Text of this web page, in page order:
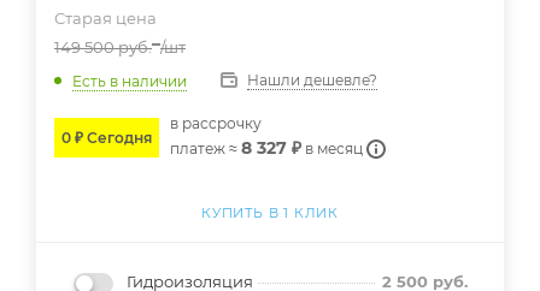
Старая цена
149 500руб. /шт
Есть в наличии Нашли дешевле?
0 ₽ Сегодня
в расcрочку
платеж ≈ 8 327 ₽ в месяц
КУПИТЬ В 1 КЛИК
Гидроизоляция
2 500 руб.